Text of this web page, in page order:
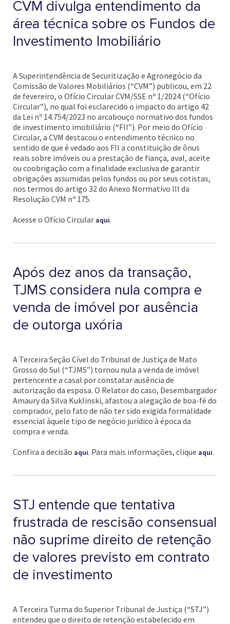
CVM divulga entendimento da
área técnica sobre os Fundos de
Investimento Imobiliário
A Superintendência de Securitização e Agronegócio da
Comissão de Valores Mobiliários (“CVM”) publicou, em 22
de fevereiro, o Ofício Circular CVM/SSE nº 1/2024 (“Ofício
Circular”), no qual foi esclarecido o impacto do artigo 42
da Lei nº 14.754/2023 no arcabouço normativo dos fundos
de investimento imobiliário (“FII”). Por meio do Ofício
Circular, a CVM destacou o entendimento técnico no
sentido de que é vedado aos FII a constituição de ônus
reais sobre imóveis ou a prestação de fiança, aval, aceite
ou coobrigação com a finalidade exclusiva de garantir
obrigações assumidas pelos fundos ou por seus cotistas,
nos termos do artigo 32 do Anexo Normativo III da
Resolução CVM nº 175.
Acesse o Ofício Circular aqui.
Após dez anos da transação,
TJMS considera nula compra e
venda de imóvel por ausência
de outorga uxória
A Terceira Seção Cível do Tribunal de Justiça de Mato
Grosso do Sul (“TJMS”) tornou nula a venda de imóvel
pertencente a casal por constatar ausência de
autorização da esposa. O Relator do caso, Desembargador
Amaury da Silva Kuklinski, afastou a alegação de boa-fé do
comprador, pelo fato de não ter sido exigida formalidade
essencial àquele tipo de negócio jurídico à época da
compra e venda.
Confira a decisão aqui. Para mais informações, clique aqui.
STJ entende que tentativa
frustrada de rescisão consensual
não suprime direito de retenção
de valores previsto em contrato
de investimento
A Terceira Turma do Superior Tribunal de Justiça (“STJ”)
entendeu que o direito de retenção estabelecido em